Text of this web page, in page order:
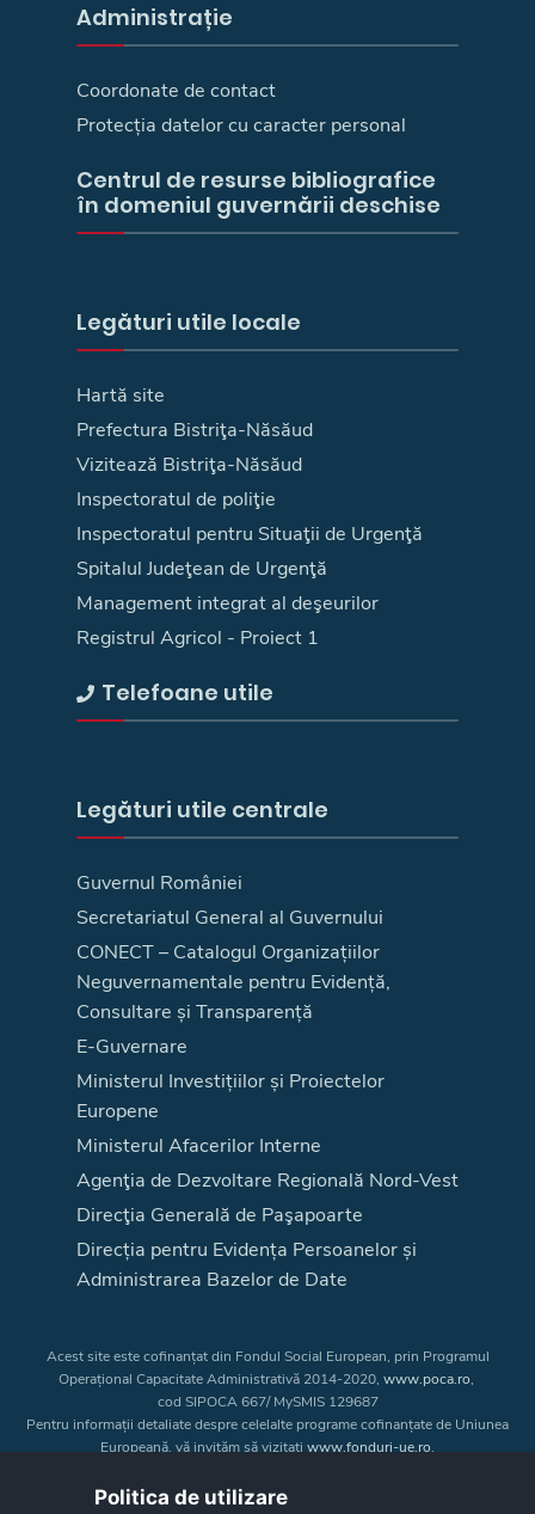
Administrație
Coordonate de contact
Protecția datelor cu caracter personal
Centrul de resurse bibliografice
în domeniul guvernării deschise
Legături utile locale
Hartă site
Prefectura Bistriţa-Năsăud
Vizitează Bistriţa-Năsăud
Inspectoratul de poliţie
Inspectoratul pentru Situaţii de Urgenţă
Spitalul Judeţean de Urgenţă
Management integrat al deşeurilor
Registrul Agricol - Proiect 1
Telefoane utile
Legături utile centrale
Guvernul României
Secretariatul General al Guvernului
CONECT – Catalogul Organizațiilor
Neguvernamentale pentru Evidență,
Consultare și Transparență
E-Guvernare
Ministerul Investițiilor și Proiectelor
Europene
Ministerul Afacerilor Interne
Agenţia de Dezvoltare Regională Nord-Vest
Direcţia Generală de Paşapoarte
Direcția pentru Evidența Persoanelor și
Administrarea Bazelor de Date
Acest site este cofinanțat din Fondul Social European, prin Programul
Operațional Capacitate Administrativă 2014-2020, www.poca.ro,
cod SIPOCA 667/ MySMIS 129687
Pentru informații detaliate despre celelalte programe cofinanțate de Uniunea
Europeană, vă invităm să vizitați www.fonduri-ue.ro.
a Uniunii Europene. Întreaga responsabilitate asupra
Politica de utilizare